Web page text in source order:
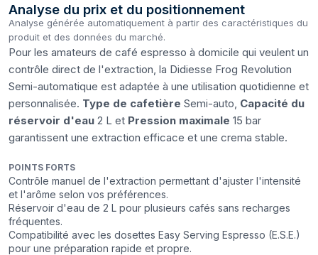
Analyse du prix et du positionnement
Analyse générée automatiquement à partir des caractéristiques du
produit et des données du marché.
Pour les amateurs de café espresso à domicile qui veulent un
contrôle direct de l'extraction, la Didiesse Frog Revolution
Semi-automatique est adaptée à une utilisation quotidienne et
personnalisée. Type de cafetière Semi-auto, Capacité du
réservoir d'eau 2 L et Pression maximale 15 bar
garantissent une extraction efficace et une crema stable.
POINTS FORTS
Contrôle manuel de l'extraction permettant d'ajuster l'intensité
et l'arôme selon vos préférences.
Réservoir d'eau de 2 L pour plusieurs cafés sans recharges
fréquentes.
Compatibilité avec les dosettes Easy Serving Espresso (E.S.E.)
pour une préparation rapide et propre.